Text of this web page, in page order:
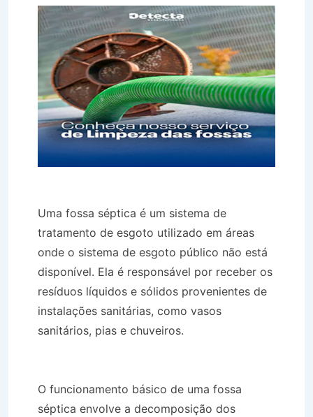
Uma fossa séptica é um sistema de
tratamento de esgoto utilizado em áreas
onde o sistema de esgoto público não está
disponível. Ela é responsável por receber os
resíduos líquidos e sólidos provenientes de
instalações sanitárias, como vasos
sanitários, pias e chuveiros.
O funcionamento básico de uma fossa
séptica envolve a decomposição dos